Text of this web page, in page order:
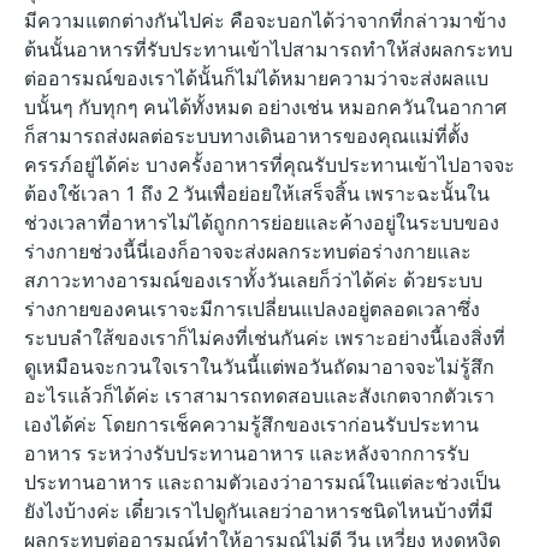
มีความแตกต่างกันไปค่ะ คือจะบอกได้ว่าจากที่กล่าวมาข้าง
ต้นนั้นอาหารที่รับประทานเข้าไปสามารถทำให้ส่งผลกระทบ
ต่ออารมณ์ของเราได้นั้นก็ไม่ได้หมายความว่าจะส่งผลแบ
บนั้นๆ กับทุกๆ คนได้ทั้งหมด อย่างเช่น หมอกควันในอากาศ
ก็สามารถส่งผลต่อระบบทางเดินอาหารของคุณแม่ที่ตั้ง
ครรภ์อยู่ได้ค่ะ บางครั้งอาหารที่คุณรับประทานเข้าไปอาจจะ
ต้องใช้เวลา 1 ถึง 2 วันเพื่อย่อยให้เสร็จสิ้น เพราะฉะนั้นใน
ช่วงเวลาที่อาหารไม่ได้ถูกการย่อยและค้างอยู่ในระบบของ
ร่างกายช่วงนี้นี่เองก็อาจจะส่งผลกระทบต่อร่างกายและ
สภาวะทางอารมณ์ของเราทั้งวันเลยก็ว่าได้ค่ะ ด้วยระบบ
ร่างกายของคนเราจะมีการเปลี่ยนแปลงอยู่ตลอดเวลาซึ่ง
ระบบลำใส้ของเราก็ไม่คงที่เช่นกันค่ะ เพราะอย่างนี้เองสิ่งที่
ดูเหมือนจะกวนใจเราในวันนี้แต่พอวันถัดมาอาจจะไม่รู้สึก
อะไรแล้วก็ได้ค่ะ เราสามารถทดสอบและสังเกตจากตัวเรา
เองได้ค่ะ โดยการเช็คความรู้สึกของเราก่อนรับประทาน
อาหาร ระหว่างรับประทานอาหาร และหลังจากการรับ
ประทานอาหาร และถามตัวเองว่าอารมณ์ในแต่ละช่วงเป็น
ยังไงบ้างค่ะ เดี๋ยวเราไปดูกันเลยว่าอาหารชนิดไหนบ้างที่มี
ผลกระทบต่ออารมณ์ทำให้อารมณ์ไม่ดี วีน เหวี่ยง หงุดหงิด